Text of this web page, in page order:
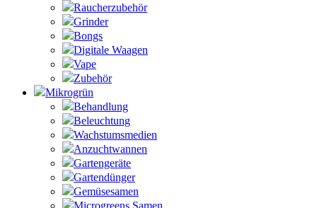
Raucherzubehör
Grinder
Bongs
Digitale Waagen
Vape
Zubehör
Mikrogrün
Behandlung
Beleuchtung
Wachstumsmedien
Anzuchtwannen
Gartengeräte
Gartendünger
Gemüsesamen
Microgreens Samen